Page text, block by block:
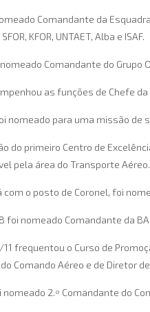
Comandante da
KFOR, UNTAET, Alba e ISAF.
Comandante do Grupo
as funções de Chefe da
nomeado para uma missão de
do primeiro Centro de
pela área do Transporte Aéreo.
com o posto de Coronel, foi
foi nomeado Comandante da
frequentou o Curso de
Comando Aéreo e de Diretor
nomeado 2.º Comandante do